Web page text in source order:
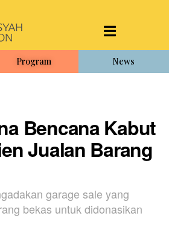
Program News
Bencana Kabut
Jualan Barang
garage sale yang
bekas untuk didonasikan